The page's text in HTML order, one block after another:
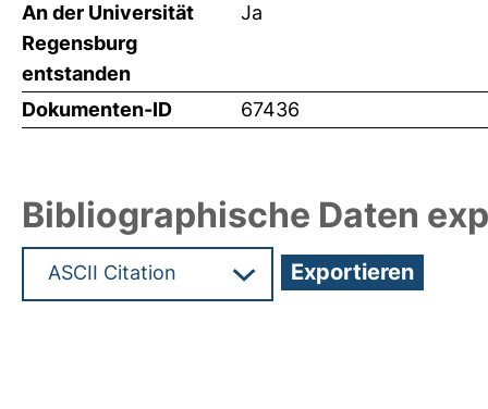
An der Universität
Regensburg
entstanden
Ja
Dokumenten-ID 67436
Bibliographische Daten